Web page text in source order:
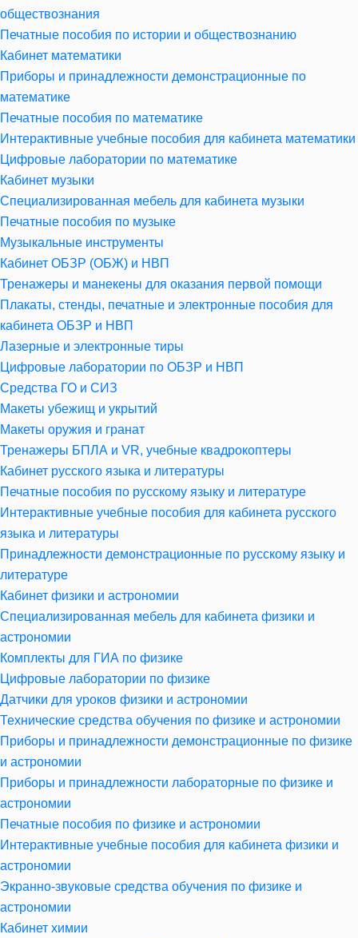
обществознания
Печатные пособия по истории и обществознанию
Кабинет математики
Приборы и принадлежности демонстрационные по
математике
Печатные пособия по математике
Интерактивные учебные пособия для кабинета математики
Цифровые лаборатории по математике
Кабинет музыки
Специализированная мебель для кабинета музыки
Печатные пособия по музыке
Музыкальные инструменты
Кабинет ОБЗР (ОБЖ) и НВП
Тренажеры и манекены для оказания первой помощи
Плакаты, стенды, печатные и электронные пособия для
кабинета ОБЗР и НВП
Лазерные и электронные тиры
Цифровые лаборатории по ОБЗР и НВП
Средства ГО и СИЗ
Макеты убежищ и укрытий
Макеты оружия и гранат
Тренажеры БПЛА и VR, учебные квадрокоптеры
Кабинет русского языка и литературы
Печатные пособия по русскому языку и литературе
Интерактивные учебные пособия для кабинета русского
языка и литературы
Принадлежности демонстрационные по русскому языку и
литературе
Кабинет физики и астрономии
Специализированная мебель для кабинета физики и
астрономии
Комплекты для ГИА по физике
Цифровые лаборатории по физике
Датчики для уроков физики и астрономии
Технические средства обучения по физике и астрономии
Приборы и принадлежности демонстрационные по физике
и астрономии
Приборы и принадлежности лабораторные по физике и
астрономии
Печатные пособия по физике и астрономии
Интерактивные учебные пособия для кабинета физики и
астрономии
Экранно-звуковые средства обучения по физике и
астрономии
Кабинет химии